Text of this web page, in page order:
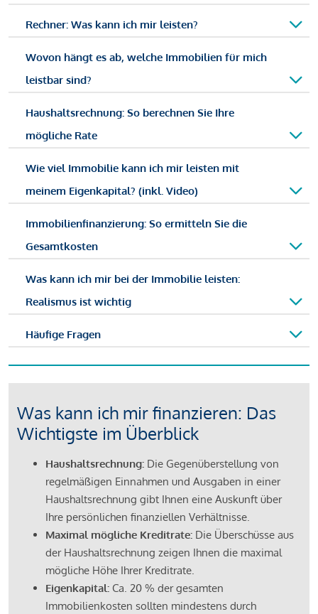
Rechner: Was kann ich mir leisten?
Wovon hängt es ab, welche Immobilien für mich
leistbar sind?
Haushaltsrechnung: So berechnen Sie Ihre
mögliche Rate
Wie viel Immobilie kann ich mir leisten mit
meinem Eigenkapital? (inkl. Video)
Immobilienfinanzierung: So ermitteln Sie die
Gesamtkosten
Was kann ich mir bei der Immobilie leisten:
Realismus ist wichtig
Häufige Fragen
Was kann ich mir finanzieren: Das
Wichtigste im Überblick
Haushaltsrechnung: Die Gegenüberstellung von
regelmäßigen Einnahmen und Ausgaben in einer
Haushaltsrechnung gibt Ihnen eine Auskunft über
Ihre persönlichen finanziellen Verhältnisse.
Maximal mögliche Kreditrate: Die Überschüsse aus
der Haushaltsrechnung zeigen Ihnen die maximal
mögliche Höhe Ihrer Kreditrate.
Eigenkapital: Ca. 20 % der gesamten
Immobilienkosten sollten mindestens durch